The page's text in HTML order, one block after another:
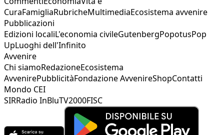
CuraFamigliaRubricheMultimediaEcosistema avvenire
Pubblicazioni
Edizioni localiL'economia civileGutenbergPopotusPop
UpLuoghi dell'Infinito
Avvenire
Chi siamoRedazioneEcosistema
AvvenirePubblicitàFondazione AvvenireShopContatti
Mondo CEI
SIRRadio InBluTV2000FISC